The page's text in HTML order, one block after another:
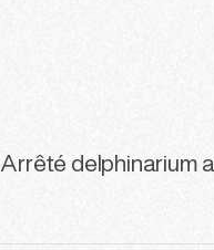
Arrêté delphinarium